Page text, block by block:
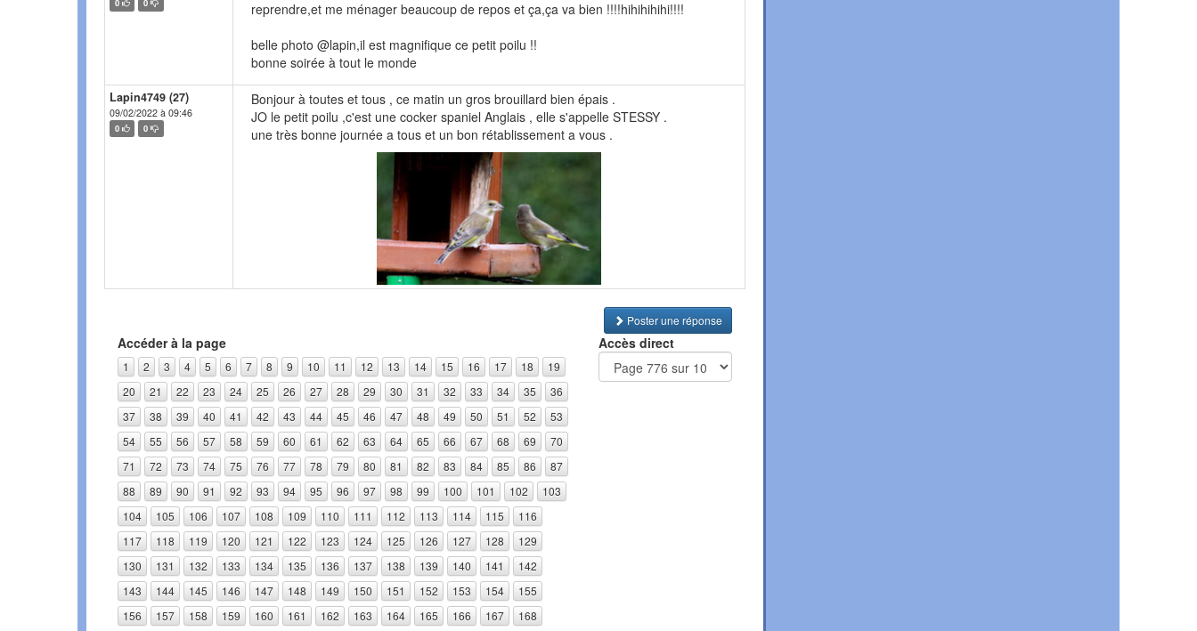
0 0
reprendre,et me ménager beaucoup de repos et ça,ça va bien !!!!hihihihihi!!!!
belle photo @lapin,il est magnifique ce petit poilu !!
bonne soirée à tout le monde
Lapin4749 (27)
09/02/2022 à 09:46
0 0
Bonjour à toutes et tous , ce matin un gros brouillard bien épais .
JO le petit poilu ,c'est une cocker spaniel Anglais , elle s'appelle STESSY .
une très bonne journée a tous et un bon rétablissement a vous .
Poster une réponse
Accéder à la page
1 2 3 4 5 6 7 8 9 10 11 12 13 14 15 16 17 18
19
20
21 22 23 24 25 26 27 28 29 30 31 32 33 34 35
36
37
38 39 40 41 42 43 44 45 46 47 48 49 50 51 52
53
54
55 56 57 58 59 60 61 62 63 64 65 66 67 68 69
70
71
72 73 74 75 76 77 78 79 80 81 82 83 84 85 86
87
88
89 90 91 92 93 94 95 96 97 98 99 100 101 102
103
104
105 106 107 108 109 110 111 112 113 114 115
116
117
118 119 120 121 122 123 124 125 126 127 128
129
130
131 132 133 134 135 136 137 138 139 140 141
142
143
144 145 146 147 148 149 150 151 152 153 154
155
156
157 158 159 160 161 162 163 164 165 166 167 168
Accès direct